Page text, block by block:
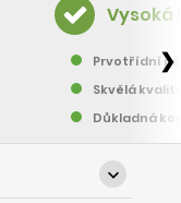
Vysoká
Prvotřídní
Skvělá
Důkladná
❯
